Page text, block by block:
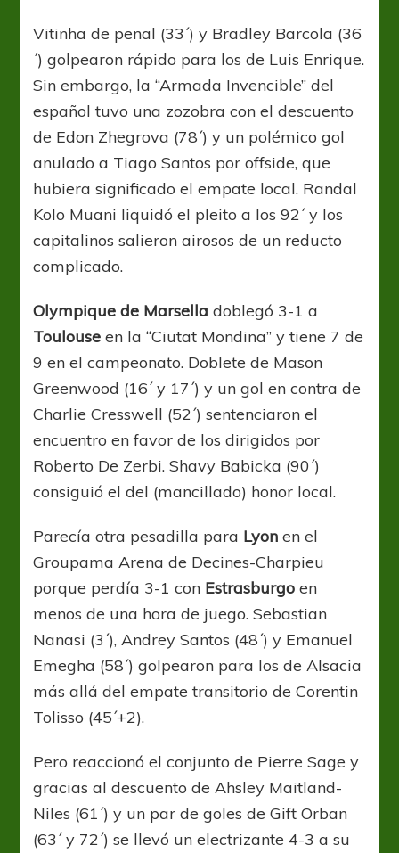
Vitinha de penal (33´) y Bradley Barcola (36
´) golpearon rápido para los de Luis Enrique.
Sin embargo, la “Armada Invencible” del
español tuvo una zozobra con el descuento
de Edon Zhegrova (78´) y un polémico gol
anulado a Tiago Santos por offside, que
hubiera significado el empate local. Randal
Kolo Muani liquidó el pleito a los 92´ y los
capitalinos salieron airosos de un reducto
complicado.
Olympique de Marselladoblegó 3-1 a
Toulouse en la “Ciutat Mondina” y tiene 7 de
9 en el campeonato. Doblete de Mason
Greenwood (16´ y 17´) y un gol en contra de
Charlie Cresswell (52´) sentenciaron el
encuentro en favor de los dirigidos por
Roberto De Zerbi. Shavy Babicka (90´)
consiguió el del (mancillado) honor local.
Parecía otra pesadilla para Lyon en el
Groupama Arena de Decines-Charpieu
porque perdía 3-1 con Estrasburgo en
menos de una hora de juego. Sebastian
Nanasi (3´), Andrey Santos (48´) y Emanuel
Emegha (58´) golpearon para los de Alsacia
más allá del empate transitorio de Corentin
Tolisso (45´+2).
Pero reaccionó el conjunto de Pierre Sage y
gracias al descuento de Ahsley Maitland-
Niles (61´) y un par de goles de Gift Orban
(63´ y 72´) se llevó un electrizante 4-3 a su